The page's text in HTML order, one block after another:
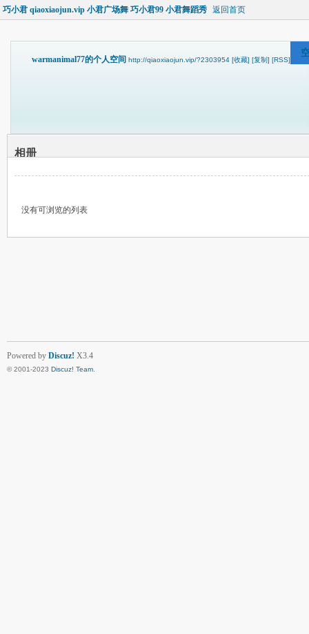
巧小君 qiaoxiaojun.vip 小君广场舞 巧小君99 小君舞蹈秀 返回首页
warmanimal77的个人空间 http://qiaoxiaojun.vip/?2303954 [收藏] [复制] [RSS]
相册
没有可浏览的列表
Powered by Discuz! X3.4
© 2001-2023 Discuz! Team